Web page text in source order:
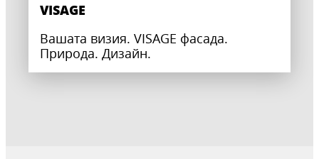
VISAGE
Вашата визия. VISAGE фасада.
Природа. Дизайн.